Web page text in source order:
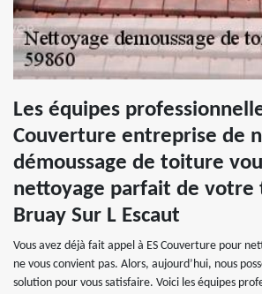
Les équipes
Couverture entreprise de
démoussage de toiture
nettoyage parfait de votre
Bruay Sur L Escaut
Vous avez déjà fait appel à ES Couverture pour
ne vous convient pas. Alors, aujourd’hui, nous
solution pour vous satisfaire. Voici les équipes